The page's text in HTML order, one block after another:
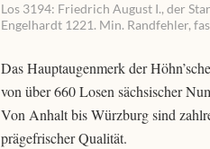
Los 3194: Friedrich August I., der
Engelhardt 1221. Min. Randfehler,
Das Hauptaugenmerk der
von über 660 Losen sächsischer
Von Anhalt bis Würzburg sind
prägefrischer Qualität.